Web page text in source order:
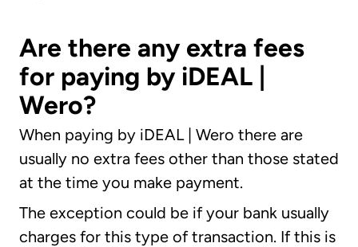
Are there any extra fees
for paying by iDEAL |
Wero?
When paying by iDEAL | Wero there are
usually no extra fees other than those stated
at the time you make payment.
The exception could be if your bank usually
charges for this type of transaction. If this is